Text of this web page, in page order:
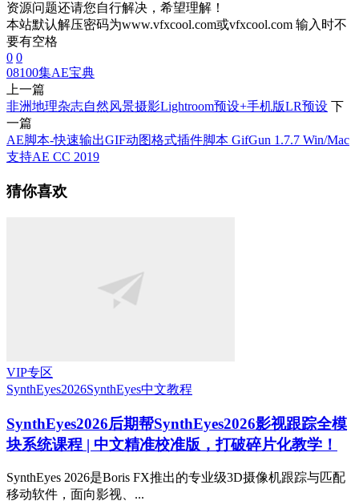
资源问题还请您自行解决，希望理解！
本站默认解压密码为www.vfxcool.com或vfxcool.com 输入时不
要有空格
0 0
08100集AE宝典
上一篇
非洲地理杂志自然风景摄影Lightroom预设+手机版LR预设 下
一篇
AE脚本-快速输出GIF动图格式插件脚本 GifGun 1.7.7 Win/Mac
支持AE CC 2019
猜你喜欢
VIP专区
SynthEyes2026SynthEyes中文教程
SynthEyes2026后期帮SynthEyes2026影视跟踪全模
块系统课程 | 中文精准校准版，打破碎片化教学！
SynthEyes 2026是Boris FX推出的专业级3D摄像机跟踪与匹配
移动软件，面向影视、...